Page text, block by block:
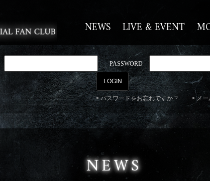
NEWS LIVE & EVENT
PASSWORD
パスワードをお忘れですか ? メー
NEWS